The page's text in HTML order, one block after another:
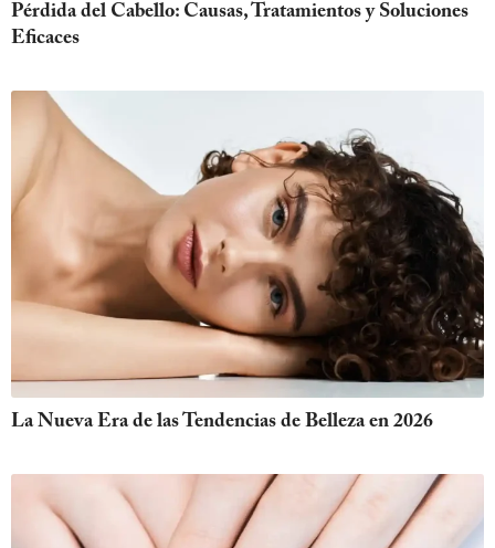
Pérdida del Cabello: Causas, Tratamientos y Soluciones
Eficaces
La Nueva Era de las Tendencias de Belleza en 2026